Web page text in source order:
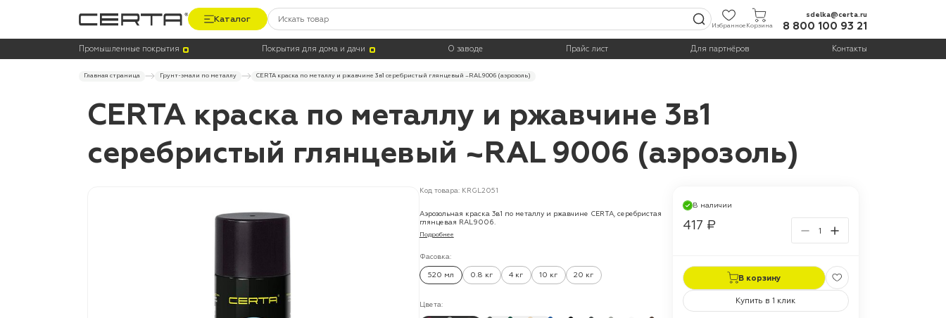
Каталог
ИзбранноеКорзина
sdelka@certa.ru
8 800 100 93 21
Промышленные покрытия Покрытия для дома и дачи О заводе Прайс лист Для партнёров Контакты
Главная страница Грунт-эмали по металлу CERTA краска по металлу и ржавчине 3в1 серебристый глянцевый ~RAL 9006 (аэрозоль)
CERTA краска по металлу и ржавчине 3в1
серебристый глянцевый ~RAL 9006 (аэрозоль)
Код товара: KRGL2051
Аэрозольная краска 3в1 по металлу и ржавчине CERTA, серебристая
глянцевая RAL9006.
Подробнее
Фасовка:
520 мл 0.8 кг 4 кг 10 кг 20 кг
Цвета:
В наличии
417 ₽
В корзину
Купить в 1 клик